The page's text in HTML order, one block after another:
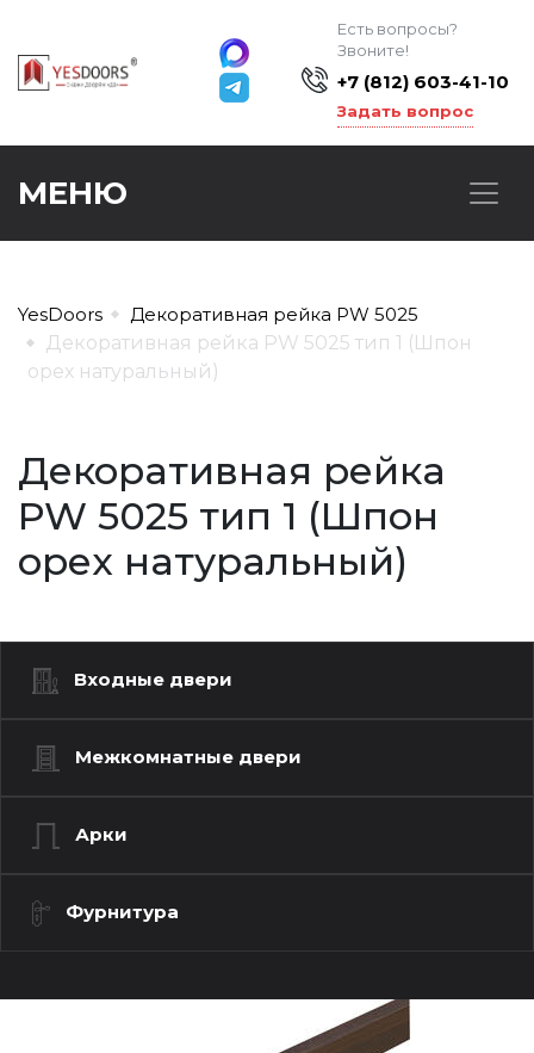
Есть вопросы?
Звоните!
+7 (812) 603-41-10
Задать вопрос
МЕНЮ
YesDoors
Декоративная рейка PW 5025
Декоративная рейка PW 5025 тип 1 (Шпон
орех натуральный)
Декоративная рейка
PW 5025 тип 1 (Шпон
орех натуральный)
Входные двери
Межкомнатные двери
Арки
Фурнитура